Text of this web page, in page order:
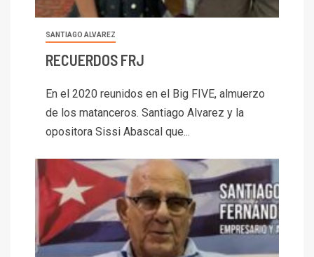
SANTIAGO ALVAREZ
RECUERDOS FRJ
En el 2020 reunidos en el Big FIVE, almuerzo
de los matanceros. Santiago Alvarez y la
opositora Sissi Abascal que...